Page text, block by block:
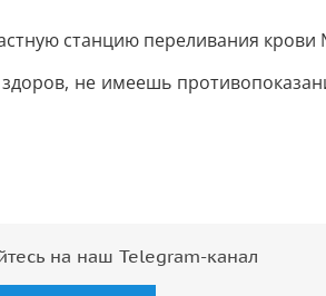
станцию переливания
не имеешь
на наш Telegram-канал